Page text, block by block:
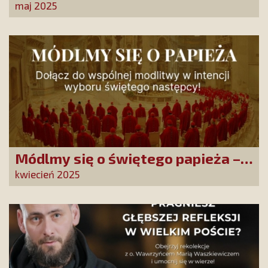
jutra
maj 2025
Módlmy się o świętego papieża –
inicjatywa modlitewna SKCh im. Ks.
Piotra Skargi
kwiecień 2025